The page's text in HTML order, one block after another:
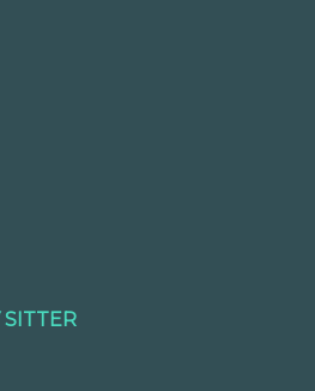
SITTER